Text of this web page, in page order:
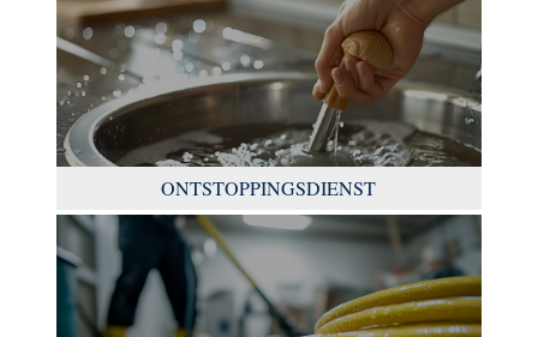
ONTSTOPPINGSDIENST